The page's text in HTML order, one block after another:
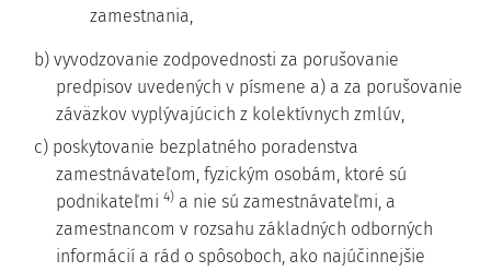
zamestnania,
b) vyvodzovanie zodpovednosti za porušovanie
predpisov uvedených v písmene a) a za porušovanie
záväzkov vyplývajúcich z kolektívnych zmlúv,
c) poskytovanie bezplatného poradenstva
zamestnávateľom, fyzickým osobám, ktoré sú
podnikateľmi 4) a nie sú zamestnávateľmi, a
zamestnancom v rozsahu základných odborných
informácií a rád o spôsoboch, ako najúčinnejšie